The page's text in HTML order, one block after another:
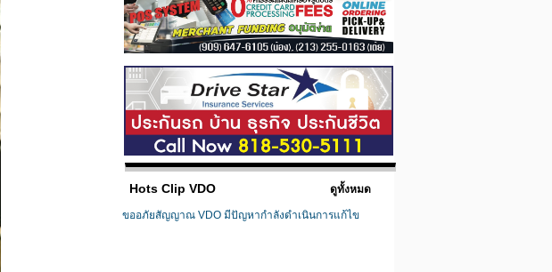
Hots Clip VDO ดูทั้งหมด
ขออภัยสัญญาณ VDO มีปัญหากำลังดำเนินการแก้ไข